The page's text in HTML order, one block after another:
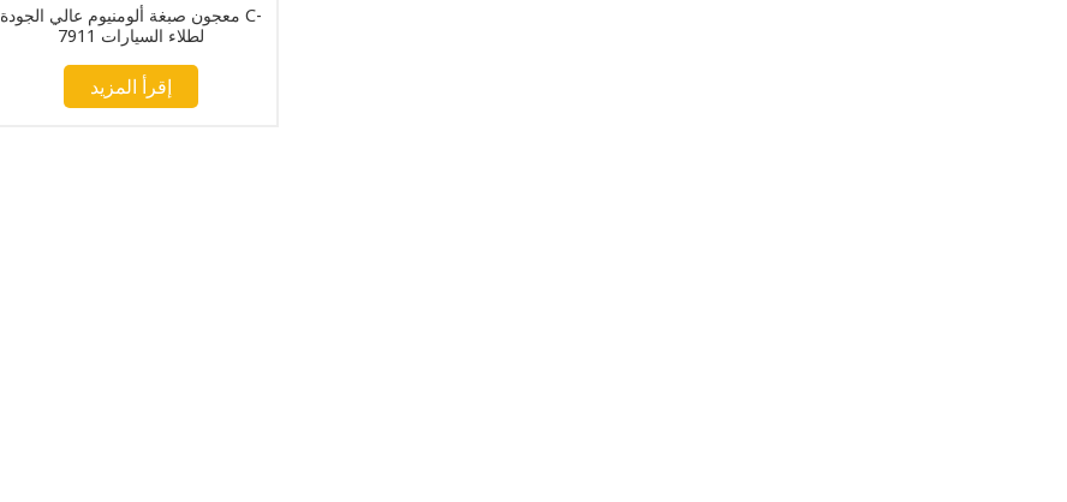
معجون صبغة ألومنيوم عالي الجودة C-
7911 لطلاء السيارات
إقرأ المزيد